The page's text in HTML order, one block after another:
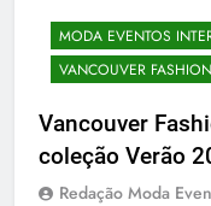
MODA EVENTOS
VANCOUVER
Vancouver
coleção Verão
Redação Moda